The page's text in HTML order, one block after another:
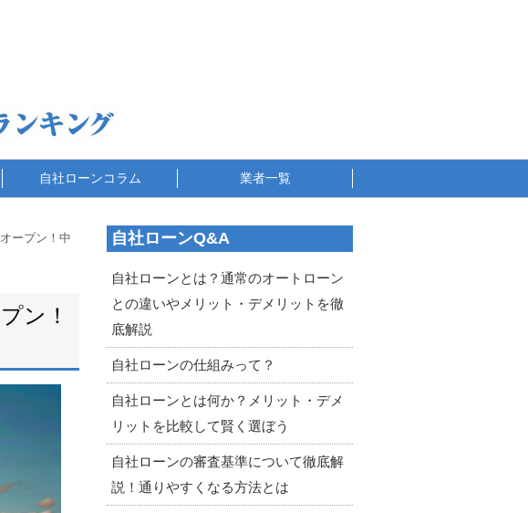
自社ローンコラム 業者一覧
ープン！中
ン！
自社ローンQ&A
自社ローンとは？通常のオートローン
との違いやメリット・デメリットを徹
底解説
自社ローンの仕組みって？
自社ローンとは何か？メリット・デメ
リットを比較して賢く選ぼう
自社ローンの審査基準について徹底解
説！通りやすくなる方法とは